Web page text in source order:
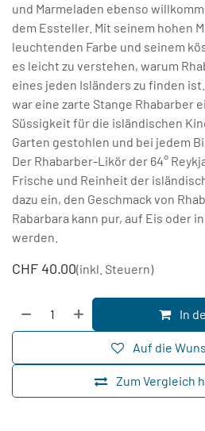
und Marmeladen ebenso
dem Essteller. Mit seinem hohen
leuchtenden Farbe und seinem
es leicht zu verstehen, warum
eines jeden Isländers zu finden
war eine zarte Stange Rhabarber
Süssigkeit für die isländischen
Garten gestohlen und bei jedem
Der Rhabarber-Likör der 64°
Frische und Reinheit der
dazu ein, den Geschmack von
Rabarbara kann pur, auf Eis oder
werden.
CHF 40.00(inkl. Steuern)
In
Zum Vergleich
Auf die